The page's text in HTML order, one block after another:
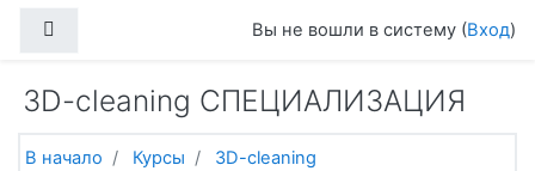
Вы не вошли в систему (Вход)
3D-cleaning СПЕЦИАЛИЗАЦИЯ
В начало Курсы
3D-cleaning